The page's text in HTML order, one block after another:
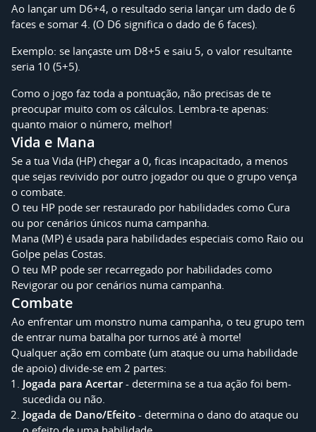
Ao lançar um D6+4, o resultado seria lançar um dado de 6
faces e somar 4. (O D6 significa o dado de 6 faces).
Exemplo: se lançaste um D8+5 e saiu 5, o valor resultante
seria 10 (5+5).
Como o jogo faz toda a pontuação, não precisas de te
preocupar muito com os cálculos. Lembra-te apenas:
quanto maior o número, melhor!
Vida e Mana
Se a tua Vida (HP) chegar a 0, ficas incapacitado, a menos
que sejas revivido por outro jogador ou que o grupo vença
o combate.
O teu HP pode ser restaurado por habilidades como Cura
ou por cenários únicos numa campanha.
Mana (MP) é usada para habilidades especiais como Raio ou
Golpe pelas Costas.
O teu MP pode ser recarregado por habilidades como
Revigorar ou por cenários numa campanha.
Combate
Ao enfrentar um monstro numa campanha, o teu grupo tem
de entrar numa batalha por turnos até à morte!
Qualquer ação em combate (um ataque ou uma habilidade
de apoio) divide-se em 2 partes:
Jogada para Acertar- determina se a tua ação foi bem-
sucedida ou não.
Jogada de Dano/Efeito - determina o dano do ataque ou